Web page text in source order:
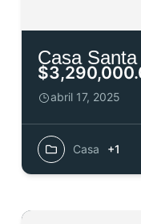
Casa
abril 17, 2025
Casa +1